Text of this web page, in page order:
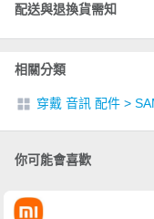
配送與退換貨需知
相關分類
穿戴 音訊 配件 >
你可能會喜歡